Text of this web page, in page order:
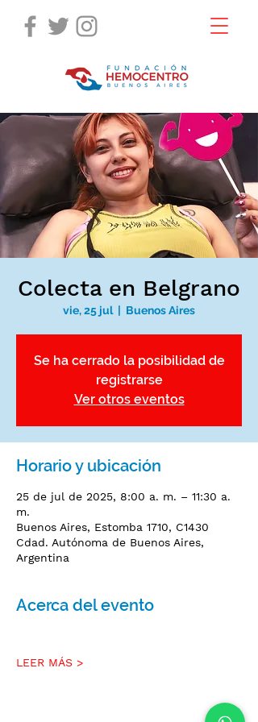
Colecta en Belgrano
vie, 25 jul
  |
Buenos Aires
Se ha cerrado la posibilidad de
registrarse
Ver otros eventos
Horario y ubicación
25 de jul de 2025, 8:00 a. m. – 11:30 a.
m.
Buenos Aires, Estomba 1710, C1430
Cdad. Autónoma de Buenos Aires,
Argentina
Acerca del evento
LEER MÁS >